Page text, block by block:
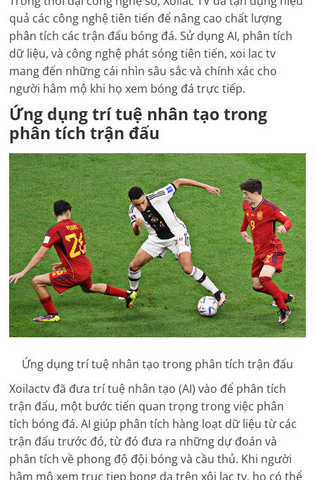
quả các công nghệ tiên tiến để nâng cao chất lượng
phân tích các trận đấu bóng đá. Sử dụng AI, phân tích
dữ liệu, và công nghệ phát sóng tiên tiến, xoi lac tv
mang đến những cái nhìn sâu sắc và chính xác cho
người hâm mộ khi họ xem bóng đá trực tiếp.
Ứng dụng trí tuệ nhân tạo trong
phân tích trận đấu
Ứng dụng trí tuệ nhân tạo trong phân tích trận đấu
Xoilactv đã đưa trí tuệ nhân tạo (AI) vào để phân tích
trận đấu, một bước tiến quan trọng trong việc phân
tích bóng đá. AI giúp phân tích hàng loạt dữ liệu từ các
trận đấu trước đó, từ đó đưa ra những dự đoán và
phân tích về phong độ đội bóng và cầu thủ. Khi người
hâm mộ xem truc tiep bong da trên xôi lạc tv, họ có thể